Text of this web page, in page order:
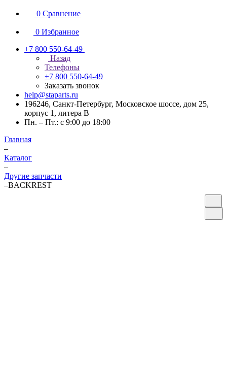
0 Сравнение
0 Избранное
+7 800 550-64-49
Назад
Телефоны
+7 800 550-64-49
Заказать звонок
help@staparts.ru
196246, Санкт-Петербург, Московское шоссе, дом 25,
корпус 1, литера В
Пн. – Пт.: с 9:00 до 18:00
Главная
–
Каталог
–
Другие запчасти
–BACKREST